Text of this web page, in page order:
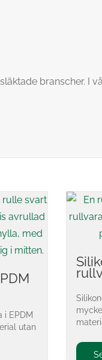
branscher. I
i EPDM
utan